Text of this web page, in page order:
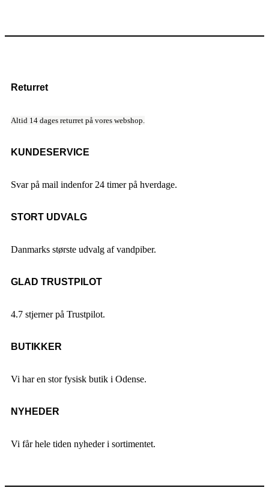
Returret
Altid 14 dages returret på vores webshop.
KUNDESERVICE
Svar på mail indenfor 24 timer på hverdage.
STORT UDVALG
Danmarks største udvalg af vandpiber.
GLAD TRUSTPILOT
4.7 stjerner på Trustpilot.
BUTIKKER
Vi har en stor fysisk butik i Odense.
NYHEDER
Vi får hele tiden nyheder i sortimentet.